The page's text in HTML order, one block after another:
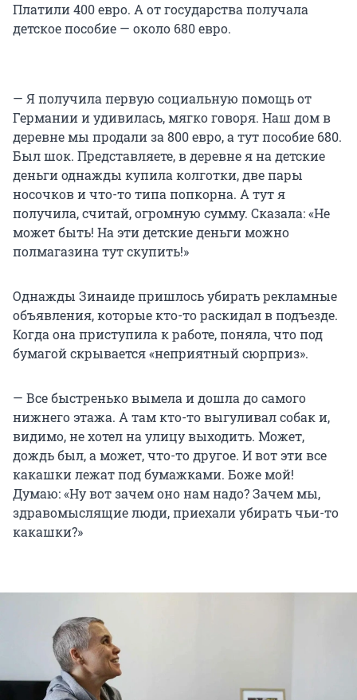
Платили 400 евро. А от государства получала
детское пособие — около 680 евро.
— Я получила первую социальную помощь от
Германии и удивилась, мягко говоря. Наш дом в
деревне мы продали за 800 евро, а тут пособие 680.
Был шок. Представляете, в деревне я на детские
деньги однажды купила колготки, две пары
носочков и что-то типа попкорна. А тут я
получила, считай, огромную сумму. Сказала: «Не
может быть! На эти детские деньги можно
полмагазина тут скупить!»
Однажды Зинаиде пришлось убирать рекламные
объявления, которые кто-то раскидал в подъезде.
Когда она приступила к работе, поняла, что под
бумагой скрывается «неприятный сюрприз».
— Все быстренько вымела и дошла до самого
нижнего этажа. А там кто-то выгуливал собак и,
видимо, не хотел на улицу выходить. Может,
дождь был, а может, что-то другое. И вот эти все
какашки лежат под бумажками. Боже мой!
Думаю: «Ну вот зачем оно нам надо? Зачем мы,
здравомыслящие люди, приехали убирать чьи-то
какашки?»